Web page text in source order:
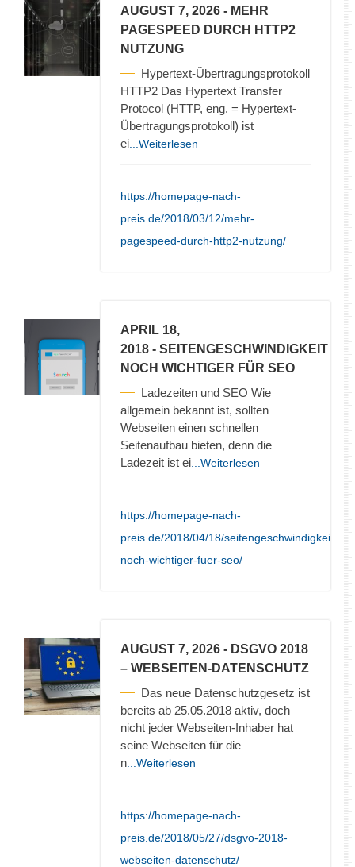
AUGUST 7, 2026 - MEHR
PAGESPEED DURCH HTTP2
NUTZUNG
Hypertext-Übertragungsprotokoll
HTTP2 Das Hypertext Transfer
Protocol (HTTP, eng. = Hypertext-
Übertragungsprotokoll) ist
ei ...Weiterlesen
https://homepage-nach-
preis.de/2018/03/12/mehr-
pagespeed-durch-http2-nutzung/
APRIL 18,
2018 - SEITENGESCHWINDIGKEIT
NOCH WICHTIGER FÜR SEO
Ladezeiten und SEO Wie
allgemein bekannt ist, sollten
Webseiten einen schnellen
Seitenaufbau bieten, denn die
Ladezeit ist ei ...Weiterlesen
https://homepage-nach-
preis.de/2018/04/18/seitengeschwindigkeit-
noch-wichtiger-fuer-seo/
AUGUST 7, 2026 - DSGVO 2018
– WEBSEITEN-DATENSCHUTZ
Das neue Datenschutzgesetz ist
bereits ab 25.05.2018 aktiv, doch
nicht jeder Webseiten-Inhaber hat
seine Webseiten für die
n ...Weiterlesen
https://homepage-nach-
preis.de/2018/05/27/dsgvo-2018-
webseiten-datenschutz/